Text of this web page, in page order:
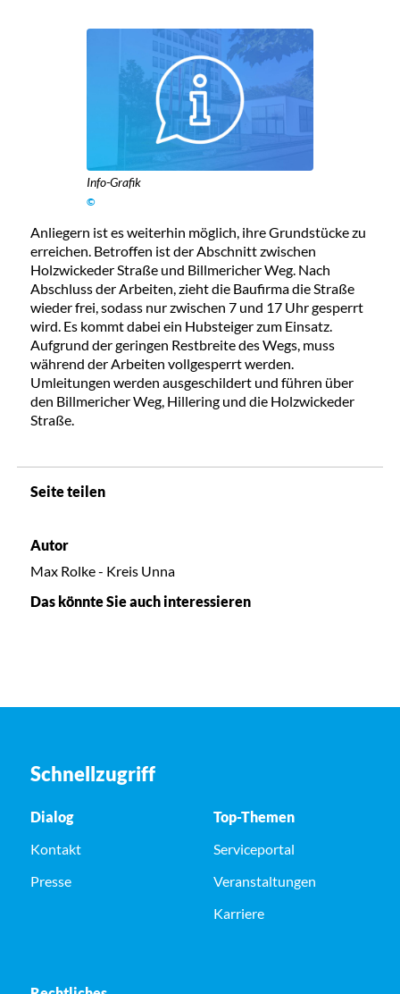
Info-Grafik
©
Anliegern ist es weiterhin möglich, ihre Grundstücke zu
erreichen. Betroffen ist der Abschnitt zwischen
Holzwickeder Straße und Billmericher Weg. Nach
Abschluss der Arbeiten, zieht die Baufirma die Straße
wieder frei, sodass nur zwischen 7 und 17 Uhr gesperrt
wird. Es kommt dabei ein Hubsteiger zum Einsatz.
Aufgrund der geringen Restbreite des Wegs, muss
während der Arbeiten vollgesperrt werden.
Umleitungen werden ausgeschildert und führen über
den Billmericher Weg, Hillering und die Holzwickeder
Straße.
Seite teilen
Autor
Max Rolke - Kreis Unna
Das könnte Sie auch interessieren
Schnellzugriff
Dialog
Kontakt
Presse
Top-Themen
Serviceportal
Veranstaltungen
Karriere